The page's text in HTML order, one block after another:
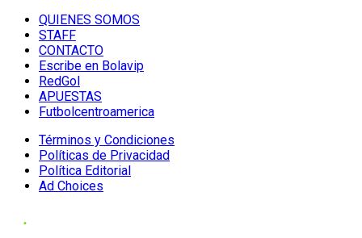
QUIENES SOMOS
STAFF
CONTACTO
Escribe en Bolavip
RedGol
APUESTAS
Futbolcentroamerica
Términos y Condiciones
Políticas de Privacidad
Política Editorial
Ad Choices